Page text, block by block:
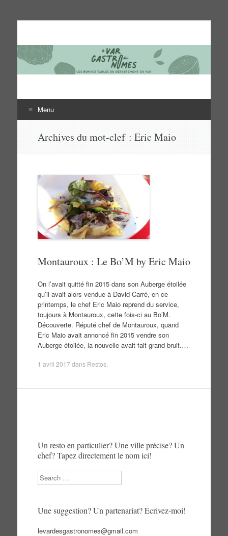
Le Var des gastronomes
Les bonnes tables du département du Var
Menu
Archives du mot-clef : Eric Maio
Montauroux : Le Bo’M by Eric Maio
On l’avait quitté fin 2015 dans son Auberge étoilée
qu’il avait alors vendue à David Carré, en ce
printemps, le chef Eric Maio reprend du service,
toujours à Montauroux, cette fois-ci au Bo’M.
Découverte. Réputé chef de Montauroux, quand
Eric Maio avait annoncé fin 2015 vendre son
Auberge étoilée, la nouvelle avait fait grand bruit.…
1 avril 2017 dans Restos.
Un resto en particulier? Une ville précise? Un
chef? Tapez directement le nom ici!
Search
Une suggestion? Un partenariat? Ecrivez-moi!
levardesgastronomes@gmail.com